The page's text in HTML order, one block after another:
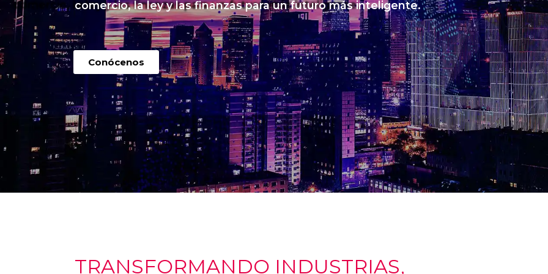
comercio, la ley y las finanzas para un futuro más inteligente.
Conócenos
TRANSFORMANDO INDUSTRIAS,